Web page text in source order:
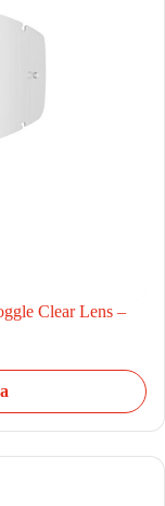
Clear Lens –